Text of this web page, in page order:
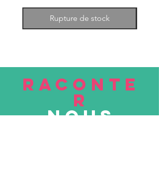
Rupture de stock
RACONTE
R
nous